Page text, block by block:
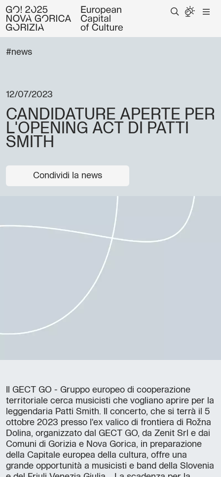
#news
12/07/2023
CANDIDATURE APERTE PER
L'OPENING ACT DI PATTI
SMITH
Condividi la news
Il GECT GO - Gruppo europeo di cooperazione
territoriale cerca musicisti che vogliano aprire per la
leggendaria Patti Smith. Il concerto, che si terrà il 5
ottobre 2023 presso l'ex valico di frontiera di Rožna
Dolina, organizzato dal GECT GO, da Zenit Srl e dai
Comuni di Gorizia e Nova Gorica, in preparazione
della Capitale europea della cultura, offre una
grande opportunità a musicisti e band della Slovenia